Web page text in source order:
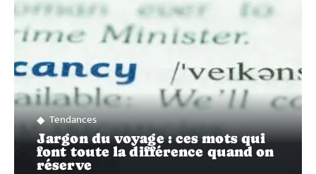
Tendances
Jargon du voyage : ces mots qui
font toute la différence quand on
réserve